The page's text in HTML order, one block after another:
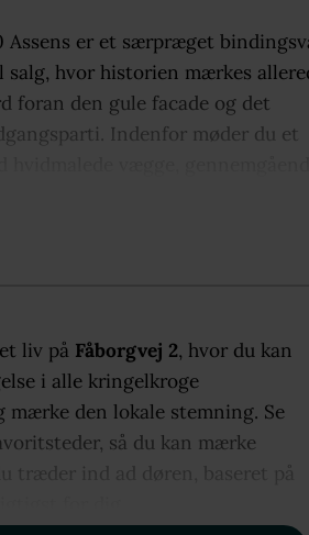
Assens er et særpræget
salg, hvor historien mærkes
foran den gule facade og det
Indenfor møder du et
bjælker, der balancerer klassisk
Huset rummer
bymidte, skole, daginstitutioner,
grønne områder og et aktivt
liv på Fåborgvej 2, hvor du kan
i alle kringelkroge
mærke den lokale stemning. Se
så du kan mærke
træder ind ad døren, baseret på